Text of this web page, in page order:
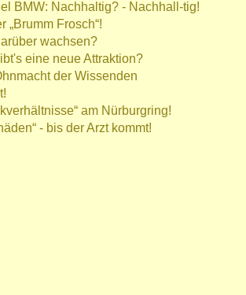
BMW: Nachhaltig? - Nachhall-tig!
„Brumm Frosch“!
wachsen?
eine neue Attraktion?
der Wissenden
am Nürburgring!
- bis der Arzt kommt!